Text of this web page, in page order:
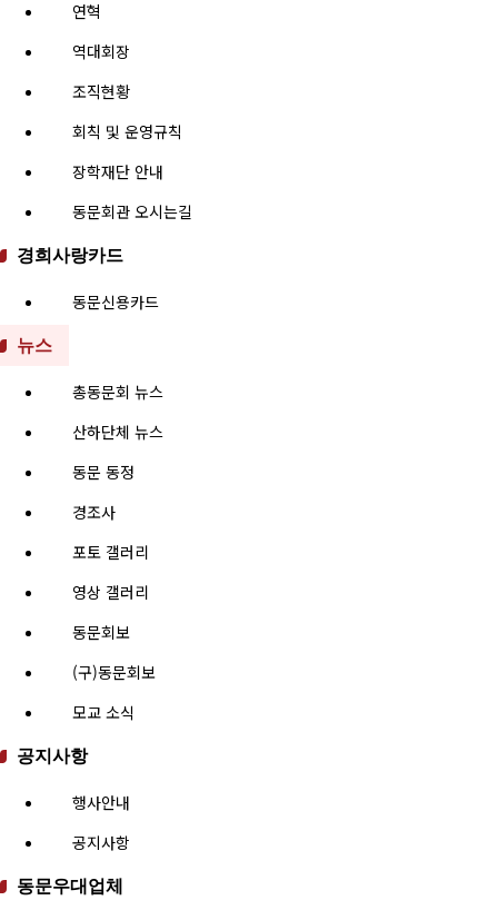
연혁
역대회장
조직현황
회칙 및 운영규칙
장학재단 안내
동문회관 오시는길
경희사랑카드
동문신용카드
뉴스
총동문회 뉴스
산하단체 뉴스
동문 동정
경조사
포토 갤러리
영상 갤러리
동문회보
(구)동문회보
모교 소식
공지사항
행사안내
공지사항
동문우대업체